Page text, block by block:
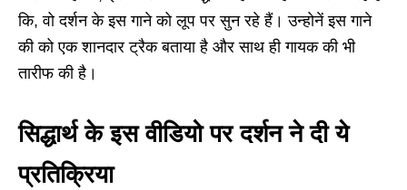
कि, वो दर्शन के इस गाने को लूप पर सुन रहे हैं। उन्होनें इस गाने
की को एक शानदार ट्रैक बताया है और साथ ही गायक की भी
तारीफ की है।
सिद्धार्थ के इस वीडियो पर दर्शन ने दी ये
प्रतिक्रिया